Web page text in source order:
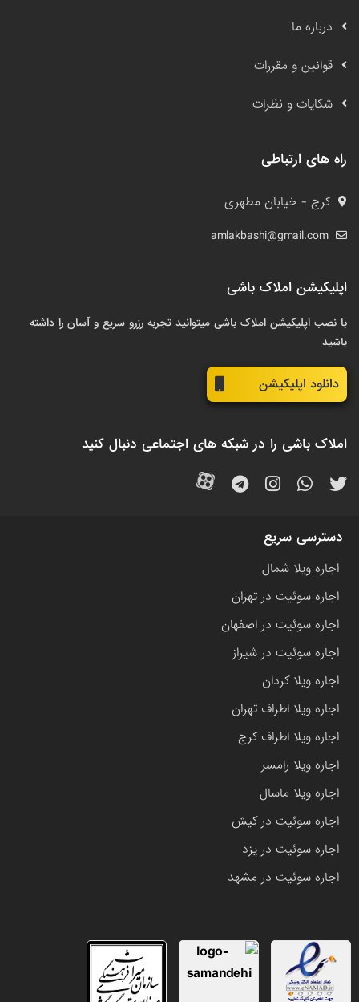
درباره ما
قوانین و مقررات
شکایات و نظرات
راه های ارتباطی
کرج - خیابان مطهری
amlakbashi@gmail.com
اپلیکیشن املاک باشی
با نصب اپلیکیشن املاک باشی میتوانید تجربه رزرو سریع و آسان را داشته
باشید
دانلود اپلیکیشن
املاک باشی را در شبکه های اجتماعی دنبال کنید
دسترسی سریع
اجاره ویلا شمال
اجاره سوئیت در تهران
اجاره سوئیت در اصفهان
اجاره سوئیت در شیراز
اجاره ویلا کردان
اجاره ویلا اطراف تهران
اجاره ویلا اطراف کرج
اجاره ویلا رامسر
اجاره ویلا ماسال
اجاره سوئیت در کیش
اجاره سوئیت در یزد
اجاره سوئیت در مشهد